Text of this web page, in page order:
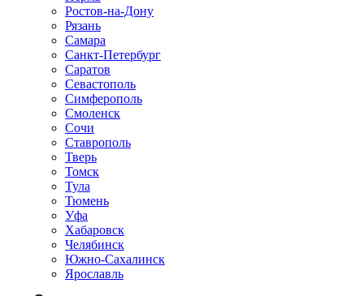
Ростов-на-Дону
Рязань
Самара
Санкт-Петербург
Саратов
Севастополь
Симферополь
Смоленск
Сочи
Ставрополь
Тверь
Томск
Тула
Тюмень
Уфа
Хабаровск
Челябинск
Южно-Сахалинск
Ярославль